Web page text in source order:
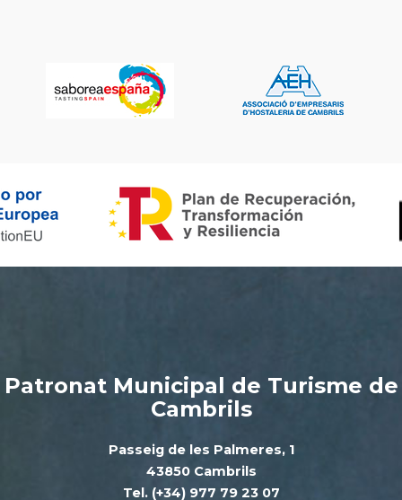
Patronat Municipal de Turisme de
Cambrils
Passeig de les Palmeres, 1
43850 Cambrils
Tel. (+34) 977 79 23 07